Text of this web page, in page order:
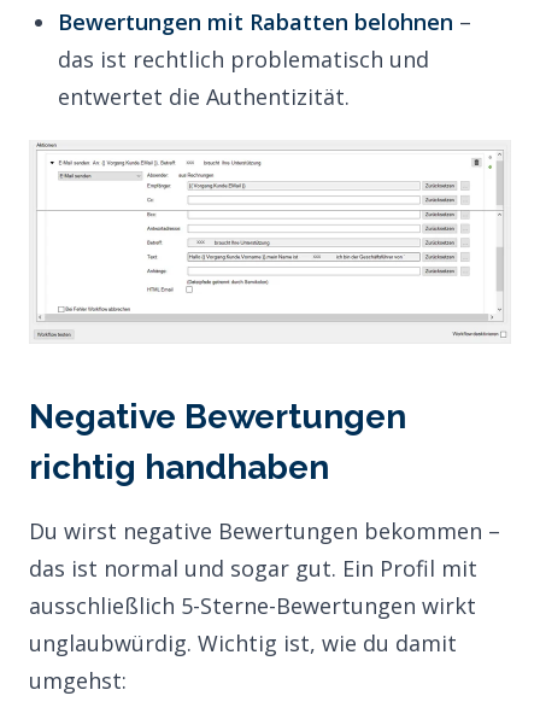
Bewertungen mit Rabatten belohnen –
das ist rechtlich problematisch und
entwertet die Authentizität.
Negative Bewertungen
richtig handhaben
Du wirst negative Bewertungen bekommen –
das ist normal und sogar gut. Ein Profil mit
ausschließlich 5-Sterne-Bewertungen wirkt
unglaubwürdig. Wichtig ist, wie du damit
umgehst: